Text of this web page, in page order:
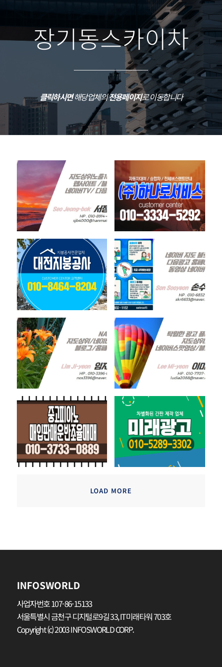
장기동스카이차
클릭하시면해당업체의전용페이지로 이동합니다
LOAD MORE
INFOSWORLD
사업자번호 107-86-15133
서울특별시 금천구 디지털로9길 33, IT미래타워 703호
Copyright (c) 2003 INFOSWORLD CORP.